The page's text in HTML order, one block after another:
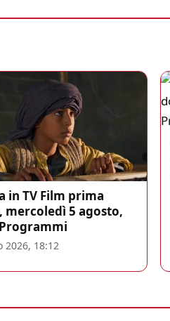
in TV Film prima
mercoledì 5 agosto,
2026, 18:12